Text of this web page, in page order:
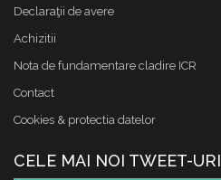
Declaraţii de avere
Achizitii
Nota de fundamentare cladire ICR
Contact
Cookies & protectia datelor
CELE MAI NOI TWEET-URI